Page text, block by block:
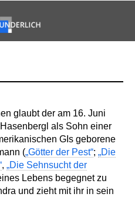
glaubt der am 16. Juni
als Sohn einer
GIs geborene
(„Götter der Pest“; „Die
, „Die Sehnsucht der
Lebens begegnet zu
und zieht mit ihr in sein